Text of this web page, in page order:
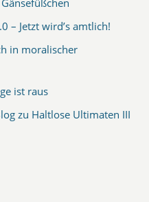
– Jetzt wird’s amtlich!
in moralischer
ist raus
zu Haltlose Ultimaten III